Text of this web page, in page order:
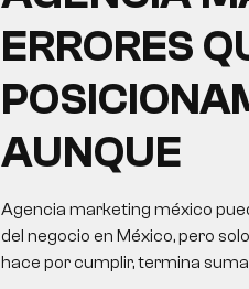
ERRORES
AUNQUE
Agencia marketing méxico
del negocio en México, pero
hace por cumplir, termina